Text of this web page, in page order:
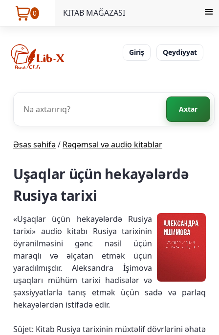
0 KITAB MAĞAZASI
Giriş Qeydiyyat
Axtar
Əsas səhifə/ Rəqəmsal və audio kitablar
Uşaqlar üçün hekayələrdə
Rusiya tarixi
«Uşaqlar üçün hekayələrdə Rusiya
tarixi» audio kitabı Rusiya tarixinin
öyrənilməsini gənc nəsil üçün
maraqlı və əlçatan etmək üçün
yaradılmışdır. Aleksandra İşimova
uşaqları mühüm tarixi hadisələr və
şəxsiyyətlərlə tanış etmək üçün sadə və parlaq
hekayələrdən istifadə edir.
Süjet: Kitab Rusiya tarixinin müxtəlif dövrlərini əhatə